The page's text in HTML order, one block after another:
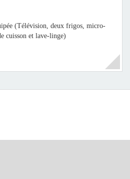
(Télévision, deux frigos, micro-
cuisson et lave-linge)